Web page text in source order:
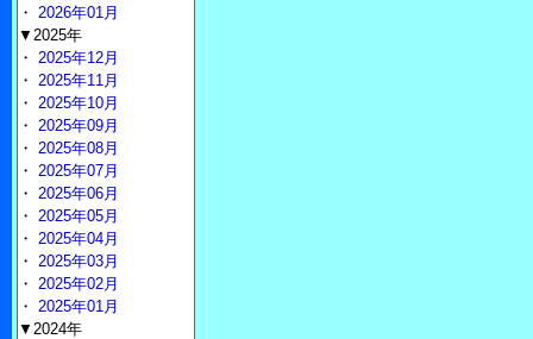
・ 2026年01月
▼2025年
・ 2025年12月
・ 2025年11月
・ 2025年10月
・ 2025年09月
・ 2025年08月
・ 2025年07月
・ 2025年06月
・ 2025年05月
・ 2025年04月
・ 2025年03月
・ 2025年02月
・ 2025年01月
▼2024年